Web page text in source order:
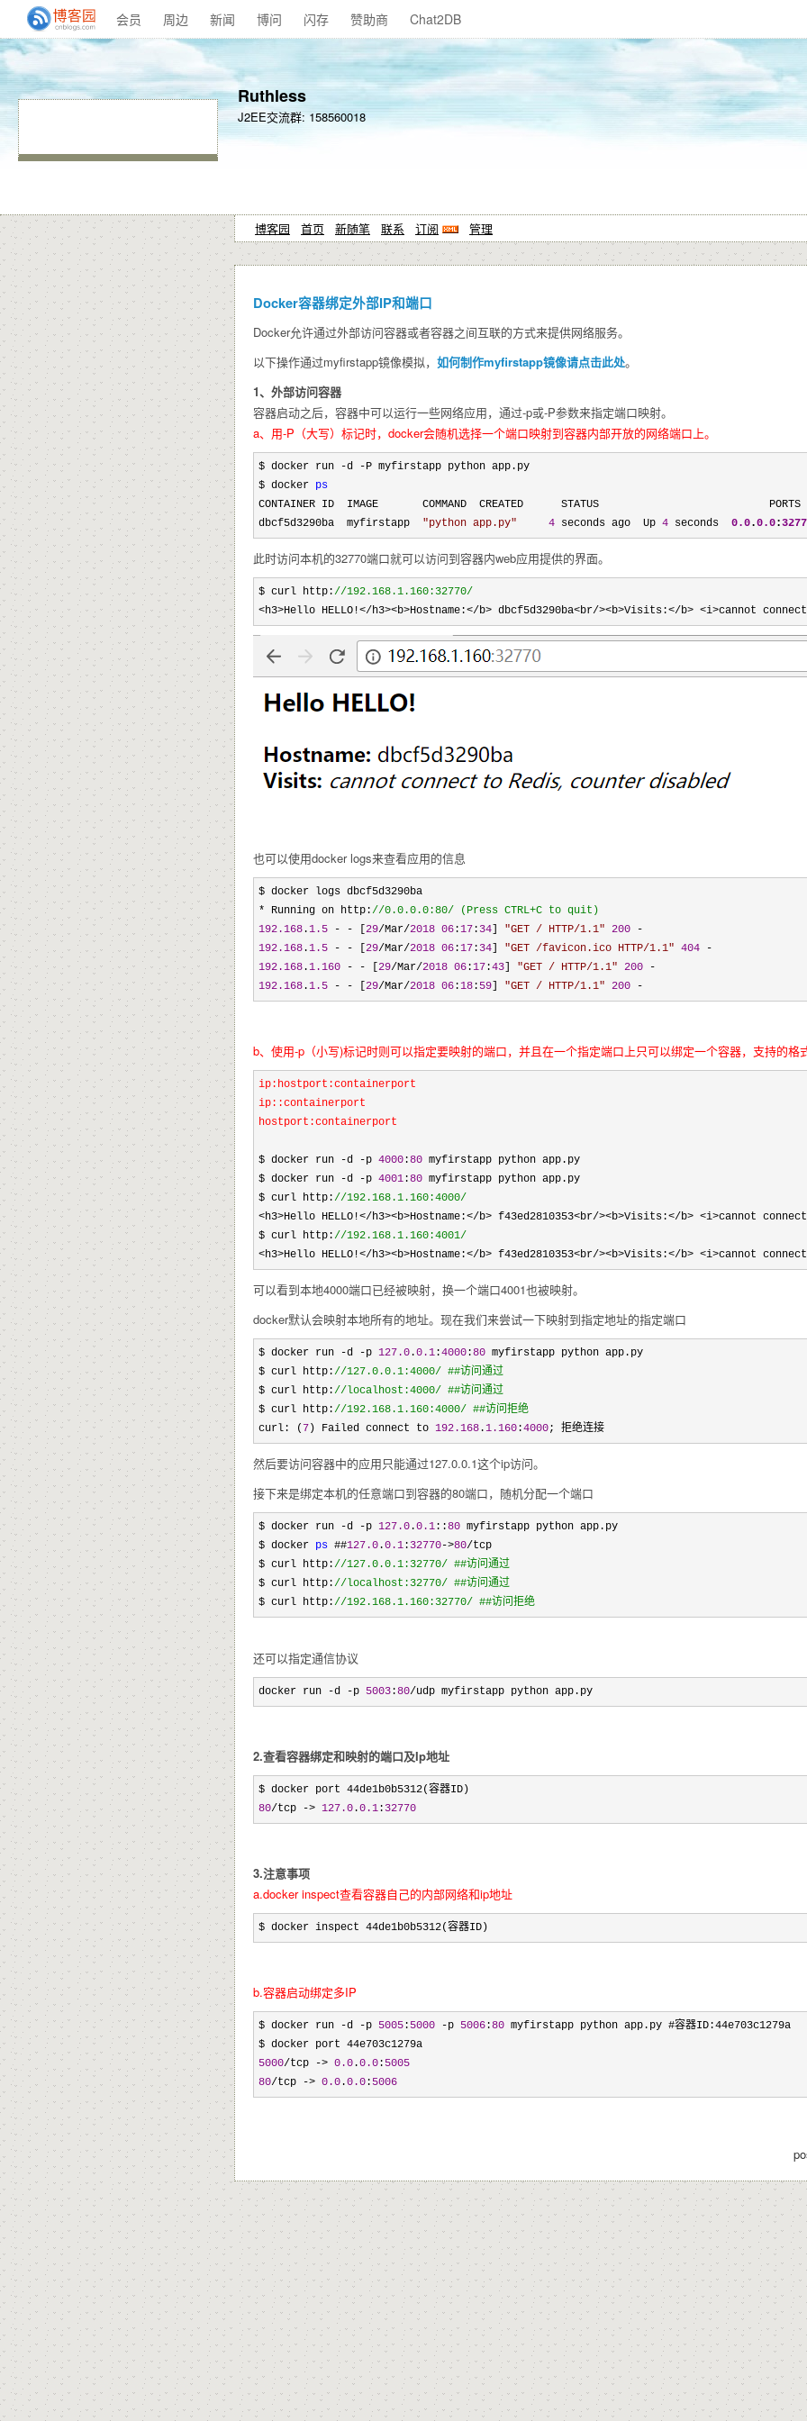
会员 周边 新闻 博问 闪存 赞助商 Chat2DB
Ruthless
J2EE交流群: 158560018
博客园 首页 新随笔 联系 订阅 管理
Docker容器绑定外部IP和端口
Docker允许通过外部访问容器或者容器之间互联的方式来提供网络服务。
以下操作通过myfirstapp镜像模拟， 如何制作myfirstapp镜像请点击此处。
1、外部访问容器
容器启动之后，容器中可以运行一些网络应用，通过-p或-P参数来指定端口映射。
a、用-P（大写）标记时，docker会随机选择一个端口映射到容器内部开放的网络端口上。
$ docker run -d -P myfirstapp python app.py
$ docker ps
CONTAINER ID  IMAGE       COMMAND  CREATED      STATUS
dbcf5d3290ba  myfirstapp "python app.py" 4 seconds ago  Up 4 seconds 0.0.0.0:
此时访问本机的32770端口就可以访问到容器内web应用提供的界面。
$ curl http://192.168.1.160:32770/
<h3>Hello HELLO!</h3><b>Hostname:</b> dbcf5d3290ba<br/><b>Visits:</b> <i>cannot
也可以使用docker logs来查看应用的信息
* Running on http://0.0.0.0:80/ (Press CTRL+C to quit)
192.168 .1.5 - - [29/Mar/2018 06 :17 : 34] "GET / HTTP/1.1" 200
192.168 .1.5 - - [29/Mar/2018 06 :17 : 34] "GET /favicon.ico HTTP/1.1" 404
192.168 .1.160 - - [29/Mar/2018 06 :17 :43] "GET / HTTP/1.1" 200
192.168 .1.5 - - [29/Mar/2018 06 :18 : 59] "GET / HTTP/1.1" 200 -
b、使用-p（小写)标记时则可以指定要映射的端口，并且在一个指定端口上只可以绑定一个容器，支持的格
ip:hostport:containerport
ip::containerport
hostport:containerport
$ docker run -d -p 4000 :80 myfirstapp python app.py
$ docker run
-d -p 4001 :80 myfirstapp python app.py
$ curl http://192.168.1.160:4000/
<h3>Hello HELLO!</h3><b>Hostname:</b> f43ed2810353<br/><b>Visits:</b> <i>cannot
$ curl http://192.168.1.160:4001/
<h3>Hello HELLO!</h3><b>Hostname:</b> f43ed2810353<br/><b>Visits:</b> <i>cannot
可以看到本地4000端口已经被映射，换一个端口4001也被映射。
docker默认会映射本地所有的地址。现在我们来尝试一下映射到指定地址的指定端口
$ docker run -d -p 127.0 .0.1 :4000 :80 myfirstapp python app.py
$ curl http://127.0.0.1:4000/ ##访问通过
$ curl http://localhost:4000/ ##访问通过
$ curl http://192.168.1.160:4000/ ##访问拒绝
curl: ( 7) Failed connect to 192.168 .1.160 :4000; 拒绝连接
然后要访问容器中的应用只能通过127.0.0.1这个ip访问。
接下来是绑定本机的任意端口到容器的80端口，随机分配一个端口
$ docker run -d -p 127.0 .0.1 ::80 myfirstapp python app.py
$ docker ps ##127.0 .0.1 : 32770->80/tcp
$ curl http://127.0.0.1:32770/ ##访问通过
$ curl http://localhost:32770/ ##访问通过
$ curl http://192.168.1.160:32770/ ##访问拒绝
还可以指定通信协议
docker run -d -p 5003 :80/udp myfirstapp python app.py
2.查看容器绑定和映射的端口及Ip地址
80/tcp -> 127.0 .0.1 : 32770
3.注意事项
a.docker inspect查看容器自己的内部网络和ip地址
$ docker inspect 44de1b0b5312(容器ID)
b.容器启动绑定多IP
$ docker run -d -p 5005 : 5000 -p 5006 :80 myfirstapp python app.py #容器ID:44e703c1279a
5000/tcp -> 0.0 .0.0 : 5005
80/tcp -> 0.0 .0.0 : 5006